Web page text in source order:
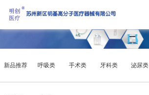
新品推荐 呼吸类 手术类 牙科类 泌尿类